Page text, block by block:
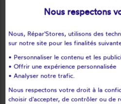
Lompnas
L'abergement-clémenciat
Magnieu
Malafretaz
Manziat
Marchamp
Marlieux
Nous respectons
Nous, Répar'Stores, utilisons des
sur notre site pour les finalités
• Personnaliser le contenu et les
• Offrir une expérience personnalisée
• Analyser notre trafic.
Nous respectons votre droit à la
choisir d'accepter, de contrôler ou de